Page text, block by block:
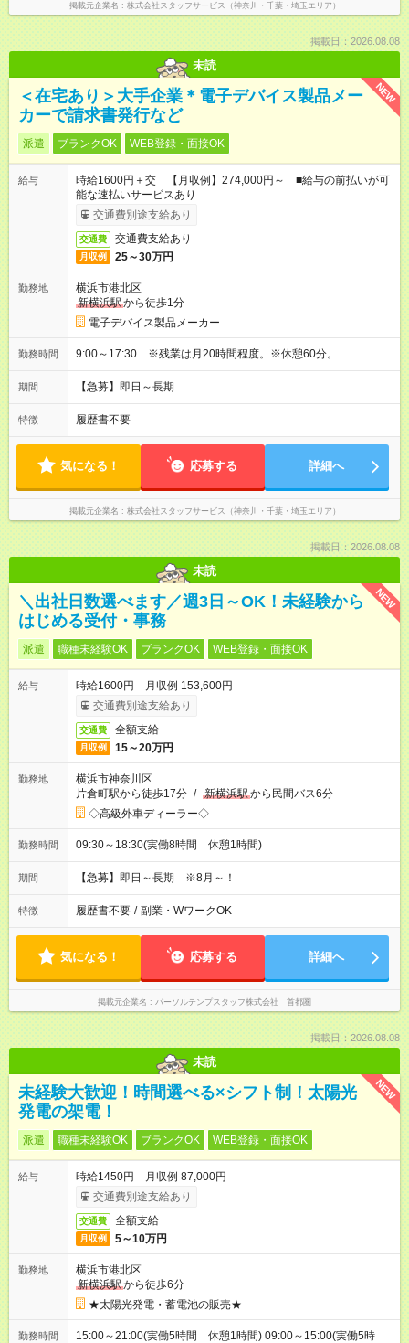
掲載元企業名 株式会社スタッフサービス（神奈川・千葉・埼玉エリア）
掲載日：2026.08.08
未読
NEW
＜在宅あり＞大手企業＊電子デバイス製品メー
カーで請求書発行など
派遣 ブランクOK WEB登録・面接OK
給与
時給1600円＋交 【月収例】274,000円～ ■給与の前払いが可
能な速払いサービスあり
交通費別途支給あり
交通費 交通費支給あり
月収例 25～30万円
勤務地
横浜市港北区
新横浜駅から徒歩1分
電子デバイス製品メーカー
勤務時間 9:00～17:30 ※残業は月20時間程度。※休憩60分。
期間 【急募】即日～長期
特徴 履歴書不要
気になる！ 応募する 詳細へ
掲載元企業名 株式会社スタッフサービス（神奈川・千葉・埼玉エリア）
掲載日：2026.08.08
未読
NEW
＼出社日数選べます／週3日～OK！未経験から
はじめる受付・事務
派遣 職種未経験OK ブランクOK WEB登録・面接OK
給与
時給1600円 月収例 153,600円
交通費別途支給あり
交通費 全額支給
月収例 15～20万円
勤務地
横浜市神奈川区
片倉町駅から徒歩17分 / 新横浜駅から民間バス6分
◇高級外車ディーラー◇
勤務時間 09:30～18:30(実働8時間 休憩1時間)
期間 【急募】即日～長期 ※8月～！
特徴 履歴書不要 / 副業・WワークOK
気になる！ 応募する 詳細へ
掲載元企業名 パーソルテンプスタッフ株式会社 首都圏
掲載日：2026.08.08
未読
NEW
未経験大歓迎！時間選べる×シフト制！太陽光
発電の架電！
派遣 職種未経験OK ブランクOK WEB登録・面接OK
給与
時給1450円 月収例 87,000円
交通費別途支給あり
交通費 全額支給
月収例 5～10万円
勤務地
横浜市港北区
新横浜駅から徒歩6分
★太陽光発電・蓄電池の販売★
勤務時間
15:00～21:00(実働5時間 休憩1時間) 09:00～15:00(実働5時